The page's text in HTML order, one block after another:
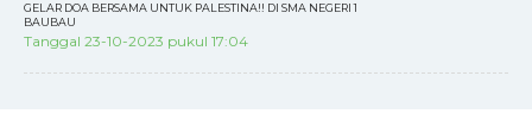
GELAR DOA BERSAMA UNTUK PALESTINA!! DI SMA NEGERI 1
BAUBAU
Tanggal 23-10-2023 pukul 17:04